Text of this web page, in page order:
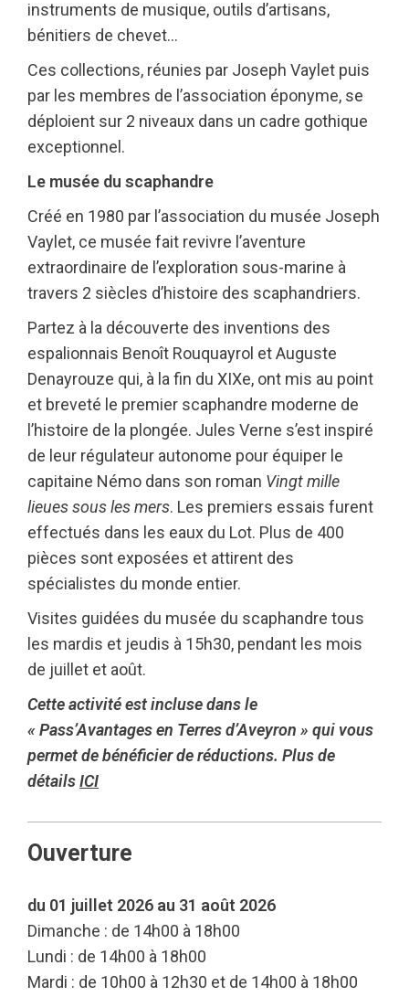
instruments de musique, outils d’artisans,
bénitiers de chevet…
Ces collections, réunies par Joseph Vaylet puis
par les membres de l’association éponyme, se
déploient sur 2 niveaux dans un cadre gothique
exceptionnel.
Le musée du scaphandre
Créé en 1980 par l’association du musée Joseph
Vaylet, ce musée fait revivre l’aventure
extraordinaire de l’exploration sous-marine à
travers 2 siècles d’histoire des scaphandriers.
Partez à la découverte des inventions des
espalionnais Benoît Rouquayrol et Auguste
Denayrouze qui, à la fin du XIXe, ont mis au point
et breveté le premier scaphandre moderne de
l’histoire de la plongée. Jules Verne s’est inspiré
de leur régulateur autonome pour équiper le
capitaine Némo dans son roman Vingt mille
lieues sous les mers. Les premiers essais furent
effectués dans les eaux du Lot. Plus de 400
pièces sont exposées et attirent des
spécialistes du monde entier.
Visites guidées du musée du scaphandre tous
les mardis et jeudis à 15h30, pendant les mois
de juillet et août.
Cette activité est incluse dans le
« Pass’Avantages en Terres d’Aveyron » qui vous
permet de bénéficier de réductions. Plus de
détailsICI
Ouverture
du 01 juillet 2026 au 31 août 2026
Dimanche : de 14h00 à 18h00
Lundi : de 14h00 à 18h00
Mardi : de 10h00 à 12h30 et de 14h00 à 18h00